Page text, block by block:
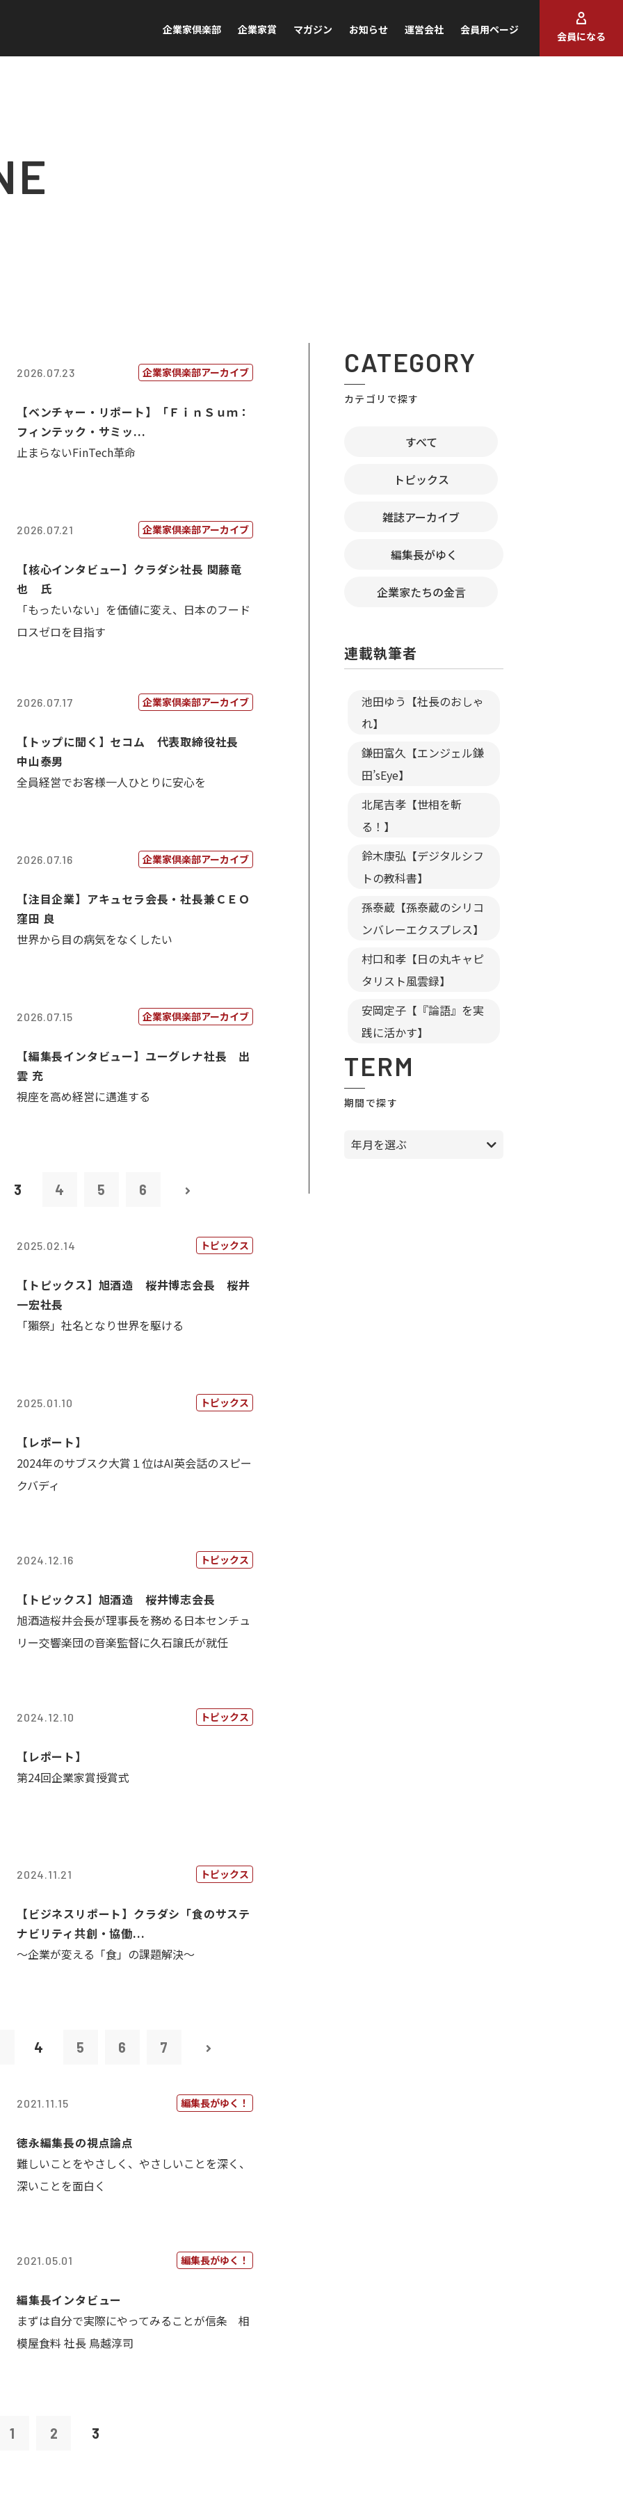
企業家倶楽部 企業家賞 マガジン お知らせ 運営会社 会員用ページ
会員になる
2026.07.23 企業家倶楽部アーカイブ
【ベンチャー・リポート】「ＦｉｎＳｕｍ：
フィンテック・サミッ...
止まらないFinTech革命
2026.07.21 企業家倶楽部アーカイブ
【核心インタビュー】クラダシ社長 関藤竜
也 氏
「もったいない」を価値に変え、日本のフード
ロスゼロを目指す
2026.07.17 企業家倶楽部アーカイブ
【トップに聞く】セコム 代表取締役社長
中山泰男
全員経営でお客様一人ひとりに安心を
2026.07.16 企業家倶楽部アーカイブ
【注目企業】アキュセラ会長・社長兼ＣＥＯ
窪田 良
世界から目の病気をなくしたい
2026.07.15 企業家倶楽部アーカイブ
【編集長インタビュー】ユーグレナ社長 出
雲 充
視座を高め経営に邁進する
3 4 5 6
2025.02.14 トピックス
【トピックス】旭酒造 桜井博志会長 桜井
一宏社長
「獺祭」社名となり世界を駆ける
2025.01.10 トピックス
【レポート】
2024年のサブスク大賞１位はAI英会話のスピー
クバディ
2024.12.16 トピックス
【トピックス】旭酒造 桜井博志会長
旭酒造桜井会長が理事長を務める日本センチュ
リー交響楽団の音楽監督に久石譲氏が就任
2024.12.10 トピックス
【レポート】
第24回企業家賞授賞式
2024.11.21 トピックス
【ビジネスリポート】クラダシ「食のサステ
ナビリティ共創・協働...
～企業が変える「食」の課題解決～
4 5 6 7
2021.11.15 編集長がゆく！
徳永編集長の視点論点
難しいことをやさしく、やさしいことを深く、
深いことを面白く
2021.05.01 編集長がゆく！
編集長インタビュー
まずは自分で実際にやってみることが信条 相
模屋食料 社長 鳥越淳司
1 2 3
CATEGORY
カテゴリで探す
すべて
トピックス
雑誌アーカイブ
編集長がゆく
企業家たちの金言
連載執筆者
池田ゆう【社長のおしゃ
れ】
鎌田富久【エンジェル鎌
田’sEye】
北尾吉孝【世相を斬
る！】
鈴木康弘【デジタルシフ
トの教科書】
孫泰蔵【孫泰蔵のシリコ
ンバレーエクスプレス】
村口和孝【日の丸キャピ
タリスト風雲録】
安岡定子【『論語』を実
践に活かす】
TERM
期間で探す
年月を選ぶ